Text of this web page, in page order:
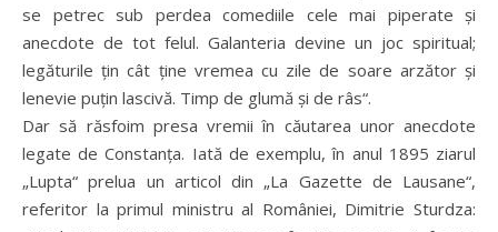
se petrec sub perdea comediile cele mai piperate și
anecdote de tot felul. Galanteria devine un joc spiritual;
legăturile țin cât ține vremea cu zile de soare arzător și
lenevie puțin lascivă. Timp de glumă și de râs“.
Dar să răsfoim presa vremii în căutarea unor anecdote
legate de Constanța. Iată de exemplu, în anul 1895 ziarul
„Lupta“ prelua un articol din „La Gazette de Lausane“,
referitor la primul ministru al României, Dimitrie Sturdza: